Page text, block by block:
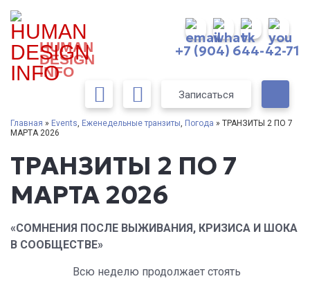
HUMAN
DESIGN
INFO
+7 (904) 644-42-71
Записаться
Главная » Events, Еженедельные транзиты, Погода » ТРАНЗИТЫ 2 ПО 7
МАРТА 2026
ТРАНЗИТЫ 2 ПО 7
МАРТА 2026
«СОМНЕНИЯ ПОСЛЕ ВЫЖИВАНИЯ, КРИЗИСА И ШОКА
В СООБЩЕСТВЕ»
Всю неделю продолжает стоять